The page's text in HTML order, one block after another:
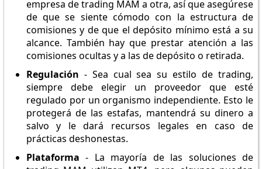
empresa de trading MAM a otra, así que asegúrese
de que se siente cómodo con la estructura de
comisiones y de que el depósito mínimo está a su
alcance. También hay que prestar atención a las
comisiones ocultas y a las de depósito o retirada.
Regulación - Sea cual sea su estilo de trading,
siempre debe elegir un proveedor que esté
regulado por un organismo independiente. Esto le
protegerá de las estafas, mantendrá su dinero a
salvo y le dará recursos legales en caso de
prácticas deshonestas.
Plataforma - La mayoría de las soluciones de